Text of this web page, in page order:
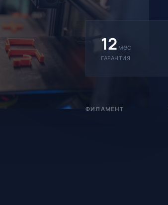
12 мес
ГАРАНТИЯ
ФИЛАМЕНТ